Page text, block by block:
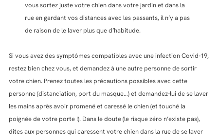
vous sortez juste votre chien dans votre jardin et dans la
rue en gardant vos distances avec les passants, il n’y a pas
de raison de le laver plus que d’habitude.
Si vous avez des symptômes compatibles avec une infection Covid-19,
restez bien chez vous, et demandez à une autre personne de sortir
votre chien. Prenez toutes les précautions possibles avec cette
personne (distanciation, port du masque…) et demandez-lui de se laver
les mains après avoir promené et caressé le chien (et touché la
poignée de votre porte !). Dans le doute (le risque zéro n’existe pas),
dites aux personnes qui caressent votre chien dans la rue de se laver